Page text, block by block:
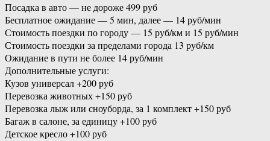
Посадка в авто — не дороже 499 руб
Бесплатное ожидание — 5 мин, далее — 14 руб/мин
Стоимость поездки по городу — 15 руб/км и 15 руб/мин
Стоимость поездки за пределами города 13 руб/км
Ожидание в пути не более 14 руб/мин
Дополнительные услуги:
Кузов универсал +200 руб
Перевозка животных +150 руб
Перевозка лыж или сноуборда, за 1 комплект +150 руб
Багаж в салоне, за единицу +100 руб
Детское кресло +100 руб